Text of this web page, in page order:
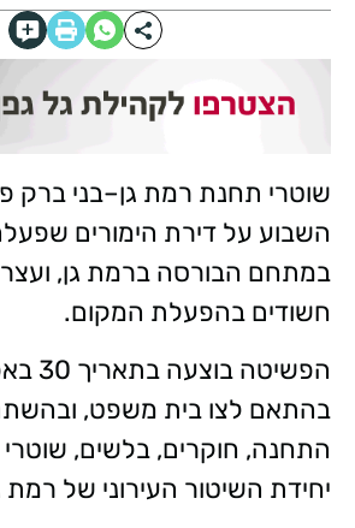
שוטרי תחנת רמת גן–בני ברק
השבוע על דירת הימורים
במתחם הבורסה ברמת גן,
חשודים בהפעלת המקום.
בהתאם לצו בית משפט,
התחנה, חוקרים, בלשים, שוטרי
יחידת השיטור העירוני של רמת